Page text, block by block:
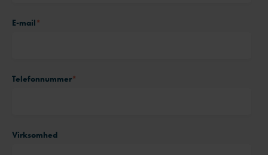
E-mail*
Telefonnummer*
Virksomhed